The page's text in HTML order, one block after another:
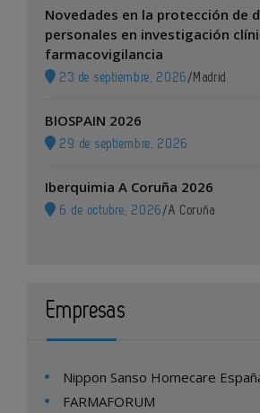
Novedades en la protección de
personales en investigación
farmacovigilancia
23 de septiembre, 2026 / Madrid
BIOSPAIN 2026
29 de septiembre, 2026
Iberquimia A Coruña 2026
6 de octubre, 2026 /A Coruña
Empresas
Nippon Sanso Homecare
FARMAFORUM